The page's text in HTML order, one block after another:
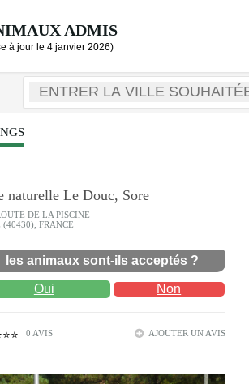
ADMIS
à jour le 4 janvier 2026)
naturelle Le Douc, Sore
DE LA PISCINE
(40430), FRANCE
les animaux sont-ils acceptés ?
Oui Non
0 AVIS AJOUTER UN AVIS